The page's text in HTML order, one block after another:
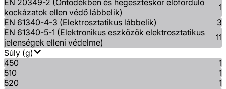
kockázatok ellen védő lábbelik)
1
EN 61340-4-3 (Elektrosztatikus lábbelik)
3
EN 61340-5-1 (Elektronikus eszközök elektrosztatikus
jelenségek elleni védelme)
11
Súly (g)
450
1
510
1
520
1